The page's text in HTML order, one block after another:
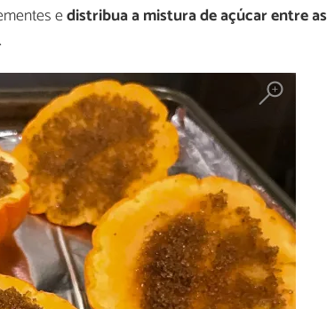
edistribua a mistura de açúcar entre as